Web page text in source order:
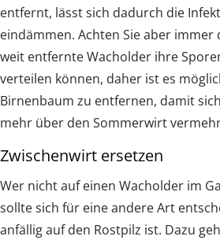
entfernt, lässt sich dadurch die
eindämmen. Achten Sie aber immer
weit entfernte Wacholder ihre
verteilen können, daher ist es
Birnenbaum zu entfernen, damit
mehr über den Sommerwirt
Zwischenwirt ersetzen
Wer nicht auf einen Wacholder im
sollte sich für eine andere Art
anfällig auf den Rostpilz ist. Dazu